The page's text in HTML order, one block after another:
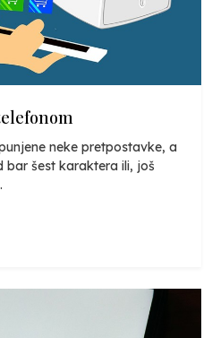
neke pretpostavke, a
šest karaktera ili, još